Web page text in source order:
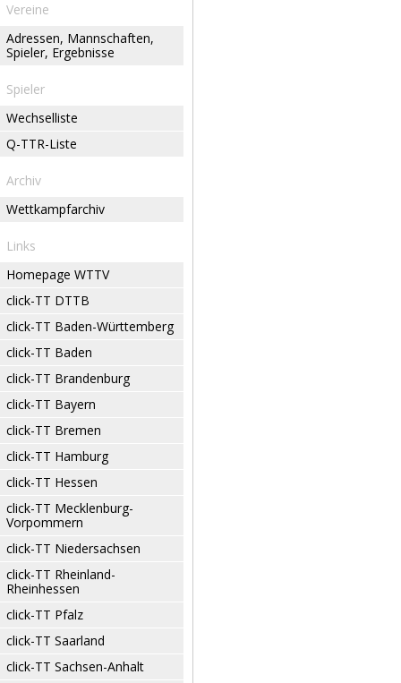
Vereine
Adressen, Mannschaften,
Spieler, Ergebnisse
Spieler
Wechselliste
Q-TTR-Liste
Archiv
Wettkampfarchiv
Links
Homepage WTTV
click-TT DTTB
click-TT Baden-Württemberg
click-TT Baden
click-TT Brandenburg
click-TT Bayern
click-TT Bremen
click-TT Hamburg
click-TT Hessen
click-TT Mecklenburg-
Vorpommern
click-TT Niedersachsen
click-TT Rheinland-
Rheinhessen
click-TT Pfalz
click-TT Saarland
click-TT Sachsen-Anhalt